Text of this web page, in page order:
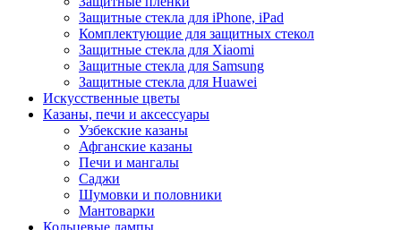
Защитные стекла для iPhone, iPad
Комплектующие для защитных стекол
Защитные стекла для Xiaomi
Защитные стекла для Samsung
Защитные стекла для Huawei
Искусственные цветы
Казаны, печи и аксессуары
Узбекские казаны
Афганские казаны
Печи и мангалы
Саджи
Шумовки и половники
Мантоварки
Кольцевые лампы